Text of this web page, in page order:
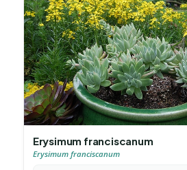
Erysimum franciscanum
Erysimum franciscanum